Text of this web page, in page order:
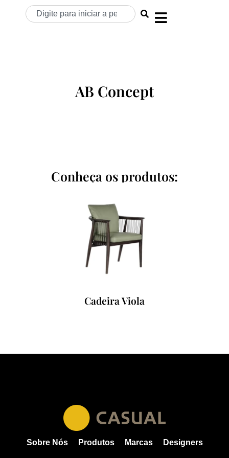
AB Concept
Conheça os produtos:
Cadeira Viola
Sobre Nós Produtos Marcas Designers